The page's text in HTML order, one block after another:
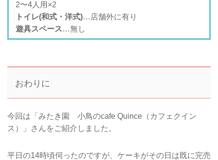
2〜4人用×2
トイレ(和式・洋式)…店舗外に有り
遊具スペース…無し
おわりに
今回は「みたき園 小鳥のcafe Quince（カフェクイン
ス）」さんをご紹介しました。
平日の14時頃伺ったのですが、ケーキがその日は既に完売